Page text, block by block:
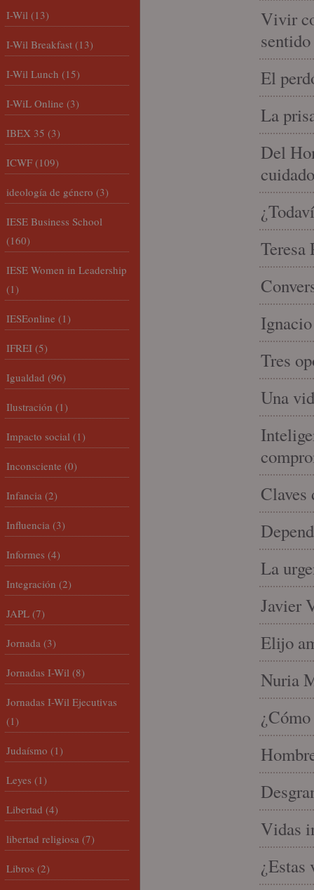
Vivir
El
La
Del
cuidado
Teresa
Tres
Una
Claves
La
Javier
Elijo
Nuria
Vidas
¿Estas
I-Wil (13)
I-Wil Breakfast (13)
I-Wil Lunch (15)
I-WiL Online (3)
IBEX 35 (3)
ICWF (109)
ideología de género (3)
IESE Business School
(160)
IESE Women in Leadership
(1)
IESEonline (1)
IFREI (5)
Igualdad (96)
Ilustración (1)
Impacto social (1)
Inconsciente (0)
Infancia (2)
Influencia (3)
Informes (4)
Integración (2)
JAPL (7)
Jornada (3)
Jornadas I-Wil (8)
Jornadas I-Wil Ejecutivas
(1)
Judaísmo (1)
Leyes (1)
Libertad (4)
libertad religiosa (7)
Libros (2)